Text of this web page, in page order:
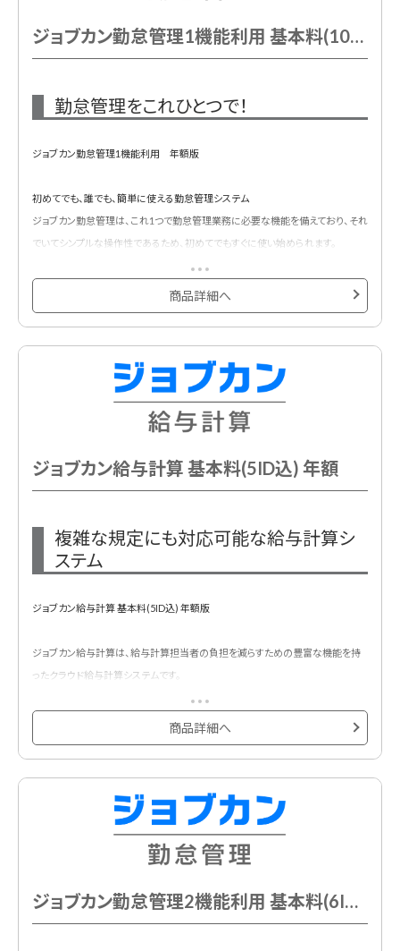
ジョブカン勤怠管理1機能利用 基本料(10ID込) 年額
勤怠管理をこれひとつで！
ジョブカン勤怠管理1機能利用 年額版
初めてでも、誰でも、簡単に使える勤怠管理システム
ジョブカン勤怠管理は、これ1つで勤怠管理業務に必要な機能を備えており、それ
でいてシンプルな操作性であるため、初めてでもすぐに使い始められます。
以下の3つの機能から1機能ご利用いただけるプランです。
①出勤管理
商品詳細へ
ジョブカン給与計算 基本料(5ID込) 年額
複雑な規定にも対応可能な給与計算シ
ステム
ジョブカン給与計算 基本料(5ID込) 年額版
ジョブカン給与計算は、給与計算担当者の負担を減らすための豊富な機能を持
ったクラウド給与計算システムです。
社労士監修に加え、実際の給与計算担当者の声を基に開発しているので、かゆ
複雑な給与規定にも対応可能な給与計算システムです。労務・勤怠・給与データ
基本プランに5ID含まれています。
商品詳細へ
ジョブカン勤怠管理2機能利用 基本料(6ID込) 年額